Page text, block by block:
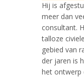
Hij is
meer dan
consultant.
talloze
gebied van
der jaren is
het ontwerp